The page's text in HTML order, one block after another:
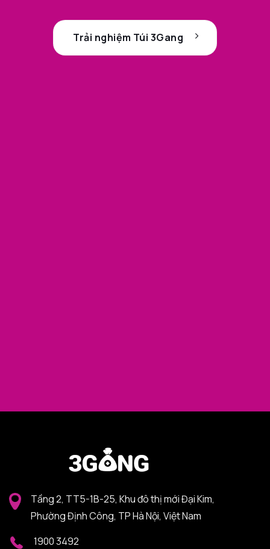
Trải nghiệm Túi 3Gang
Tầng 2, TT5-1B-25, Khu đô thị mới Đại Kim,
Phường Định Công, TP Hà Nội, Việt Nam
1900 3492